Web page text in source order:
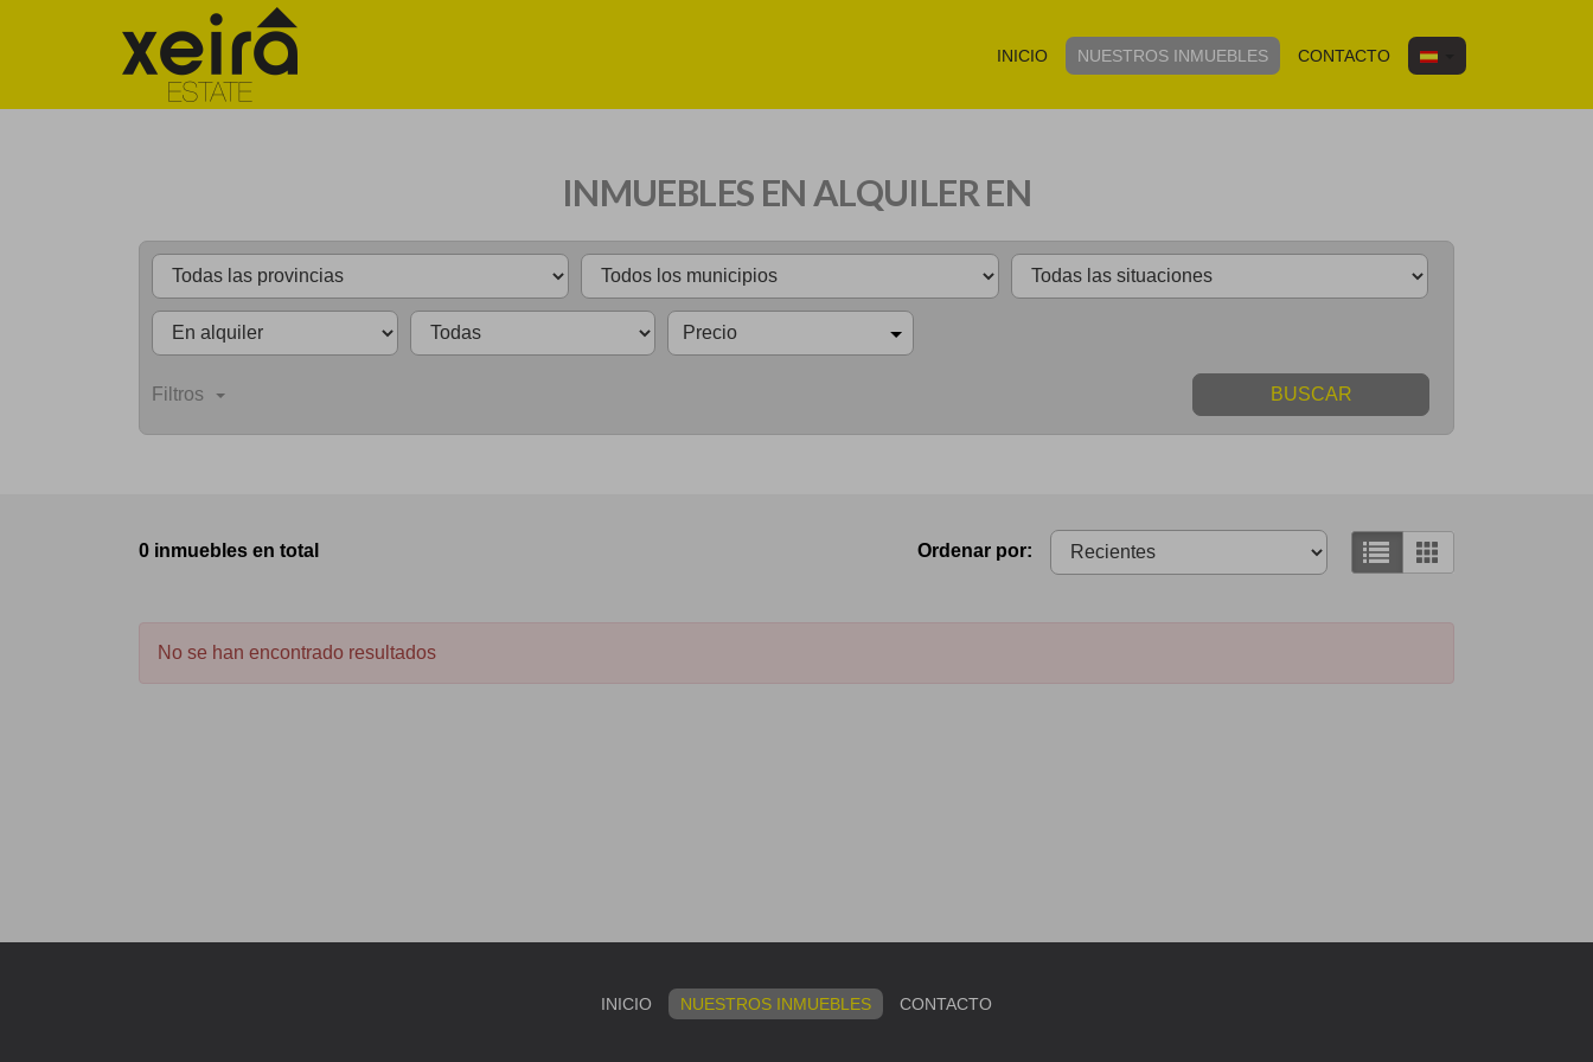
INICIO NUESTROS INMUEBLES CONTACTO
INMUEBLES EN ALQUILER EN
Precio
Filtros BUSCAR
0 inmuebles en total Ordenar por:
No se han encontrado resultados
INICIO NUESTROS INMUEBLES CONTACTO